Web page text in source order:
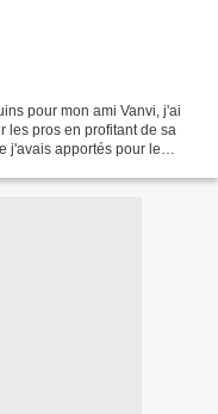
pour mon ami Vanvi, j'ai
les pros en profitant de sa
j'avais apportés pour le